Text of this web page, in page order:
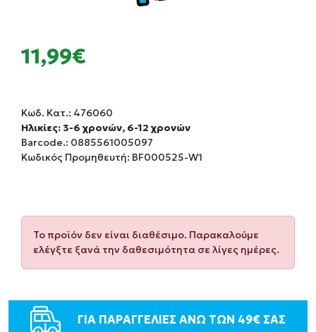
11,99€
Κωδ. Κατ.: 476060
Ηλικίες: 3-6 χρονών, 6-12 χρονών
Barcode.: 0885561005097
Κωδικός Προμηθευτή: BF000525-W1
Το προϊόν δεν είναι διαθέσιμο. Παρακαλούμε
ελέγξτε ξανά την δαθεσιμότητα σε λίγες ημέρες.
ΓΙΑ ΠΑΡΑΓΓΕΛΙΕΣ ΑΝΩ ΤΩΝ 49€ ΣΑΣ